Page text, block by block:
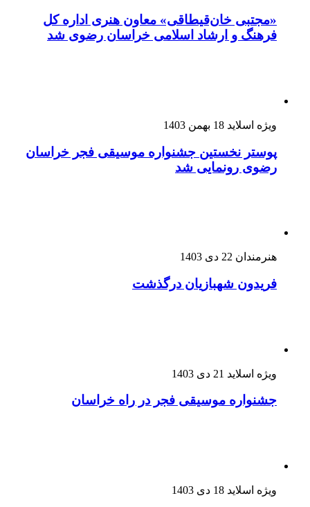
«مجتبی خان‌قیطاقی» معاون هنری اداره کل
فرهنگ و ارشاد اسلامی خراسان رضوی شد
ویژه اسلاید 18 بهمن 1403
پوستر نخستین جشنواره موسیقی فجر خراسان
رضوی رونمایی شد
هنرمندان 22 دی 1403
فریدون شهبازیان درگذشت
ویژه اسلاید 21 دی 1403
جشنواره موسیقی فجر در راه خراسان
ویژه اسلاید 18 دی 1403